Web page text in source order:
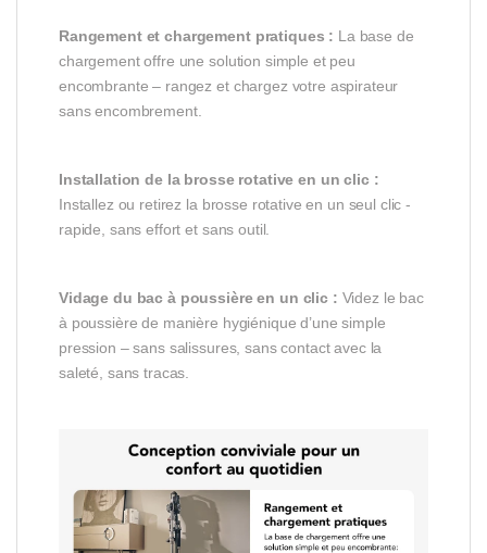
Rangement et chargement pratiques : La base de
chargement offre une solution simple et peu
encombrante – rangez et chargez votre aspirateur
sans encombrement.
Installation de la brosse rotative en un clic :
Installez ou retirez la brosse rotative en un seul clic -
rapide, sans effort et sans outil.
Vidage du bac à poussière en un clic : Videz le bac
à poussière de manière hygiénique d’une simple
pression – sans salissures, sans contact avec la
saleté, sans tracas.